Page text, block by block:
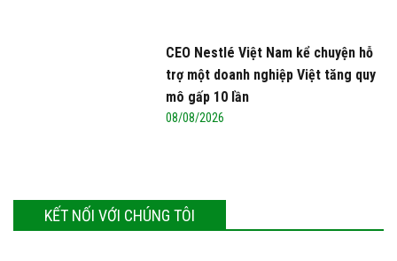
CEO Nestlé Việt Nam kể chuyện hỗ
trợ một doanh nghiệp Việt tăng quy
mô gấp 10 lần
08/08/2026
KẾT NỐI VỚI CHÚNG TÔI